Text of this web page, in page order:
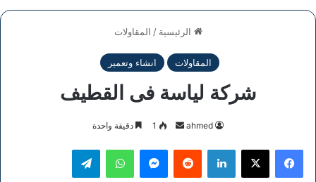
الرئيسية / المقاولات
المقاولات انشاء وتعمير
شركة لياسة فى القطيف
ahmed
أرسل
إلكترونيا
1 دقيقة واحدة
فيسبوك ‫X لينكدإن ماسنجر واتساب تيلقرام